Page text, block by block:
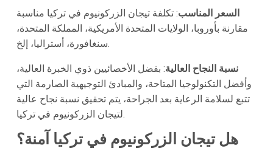
السعر المناسب: تكلفة تيجان الزركونيوم في تركيا مناسبة
مقارنة بأوروبا، الولايات المتحدة الأمريكية، المملكة المتحدة،
سنغافورة، أستراليا، إلخ.
نسبة النجاح العالية: بفضل الأخصائيين ذوي الخبرة العالية،
وأفضل التكنولوجيا المتاحة، والمبادئ التوجيهية الصارمة التي
تتبع لسلامة الرعاية بعد الجراحة، يتم تحقيق نسبة نجاح عالية
لتيجان الزركونيوم في تركيا.
هل تيجان الزركونيوم في تركيا آمنة؟